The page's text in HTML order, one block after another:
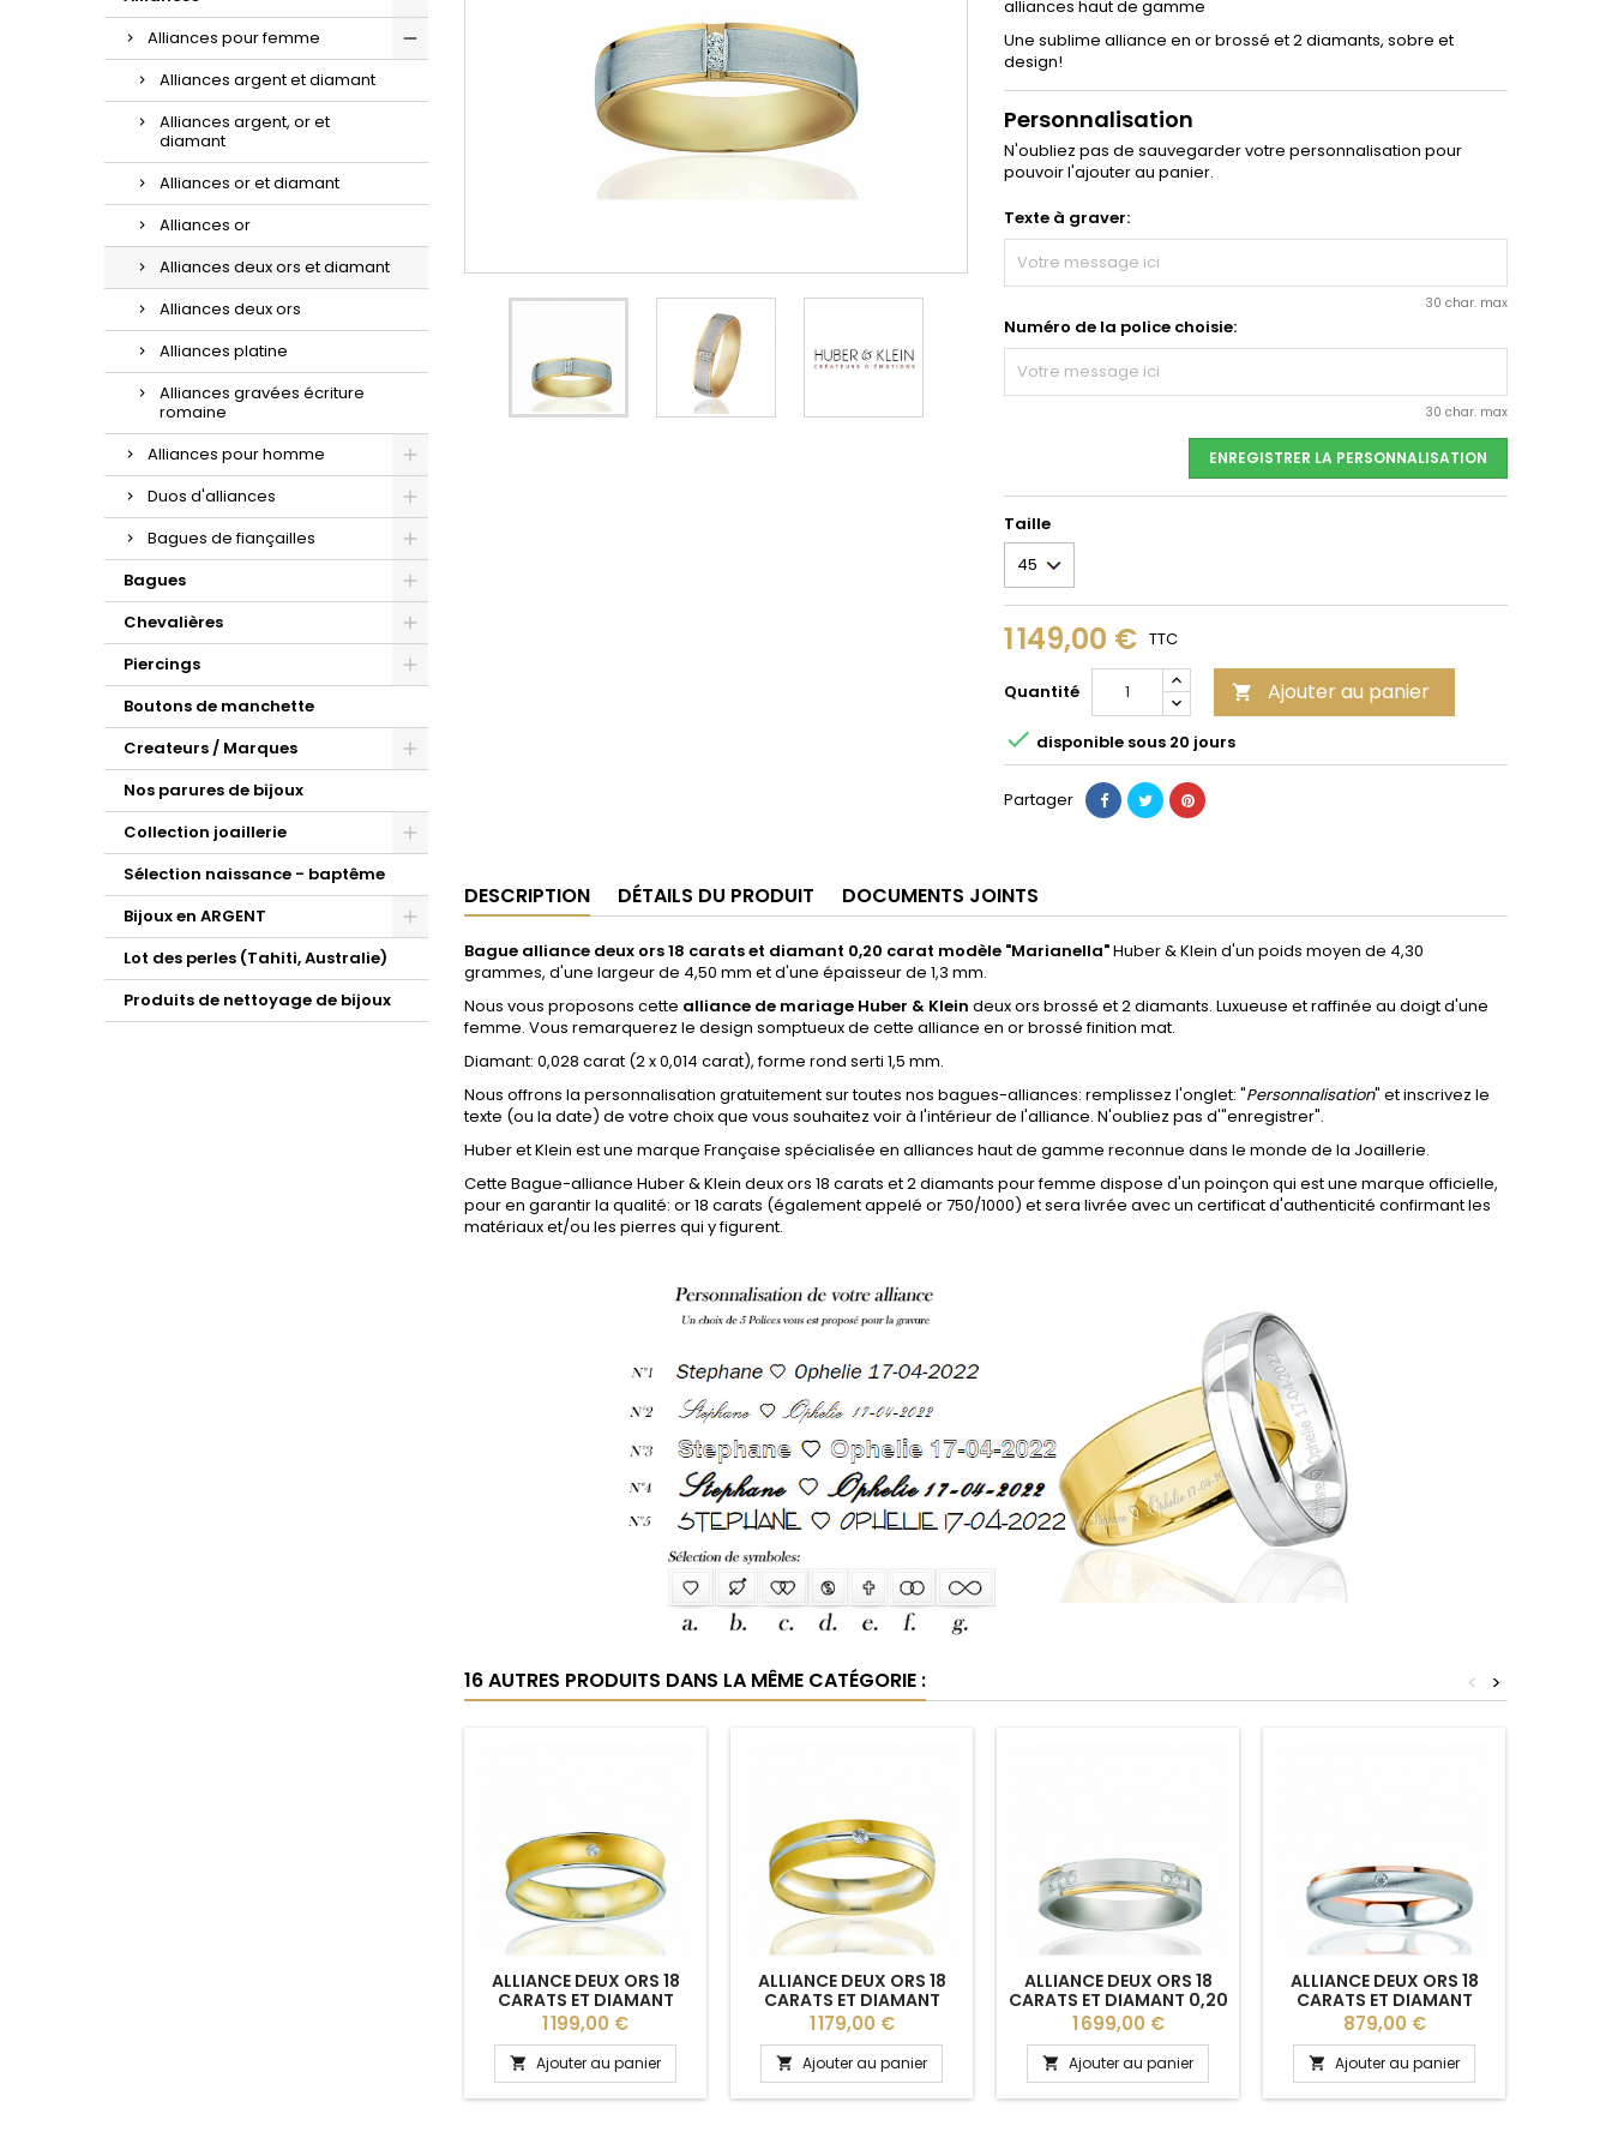
d'oreilles or et zirconium.
la sublime maille gourmette.
croix à porter au quotidien.
Alliances pour femme
Alliances argent et diamant
Alliances argent, or et
diamant
Alliances or et diamant
Alliances or
Alliances deux ors et diamant
Alliances deux ors
Alliances platine
Alliances gravées écriture
romaine
Alliances pour homme
Duos d'alliances
Bagues de fiançailles
Bagues
Chevalières
Piercings
Boutons de manchette
Createurs / Marques
Nos parures de bijoux
Collection joaillerie
Sélection naissance - baptême
Bijoux en ARGENT
Lot des perles (Tahiti, Australie)
Produits de nettoyage de bijoux
alliances haut de gamme
Une sublime alliance en or brossé et 2 diamants, sobre et
design!
Personnalisation
N'oubliez pas de sauvegarder votre personnalisation pour
pouvoir l'ajouter au panier.
Texte à graver:
30 char. max
Numéro de la police choisie:
30 char. max
ENREGISTRER LA PERSONNALISATION
Taille
1 149,00 € TTC
Quantité  Ajouter au panier
 disponible sous 20 jours
Partager
DESCRIPTION DÉTAILS DU PRODUIT DOCUMENTS JOINTS
Bague alliance deux ors 18 carats et diamant 0,20 carat modèle "Marianella"Huber & Klein d'un poids moyen de 4,30
grammes, d'une largeur de 4,50 mm et d'une épaisseur de 1,3 mm.
Nous vous proposons cette alliance de mariage Huber & Klein deux ors brossé et 2 diamants. Luxueuse et raffinée au doigt d'une
femme. Vous remarquerez le design somptueux de cette alliance en or brossé finition mat.
Diamant: 0,028 carat (2 x 0,014 carat), forme rond serti 1,5 mm.
Nous offrons la personnalisation gratuitement sur toutes nos bagues-alliances: remplissez l'onglet: "Personnalisation" et inscrivez le
texte (ou la date) de votre choix que vous souhaitez voir à l'intérieur de l'alliance. N'oubliez pas d'"enregistrer".
Huber et Klein est une marque Française spécialisée en alliances haut de gamme reconnue dans le monde de la Joaillerie.
Cette Bague-alliance Huber & Klein deux ors 18 carats et 2 diamants pour femme dispose d'un poinçon qui est une marque officielle,
pour en garantir la qualité: or 18 carats (également appelé or 750/1000) et sera livrée avec un certificat d'authenticité confirmant les
matériaux et/ou les pierres qui y figurent.
16 AUTRES PRODUITS DANS LA MÊME CATÉGORIE : >
<
ALLIANCE DEUX ORS 18
CARATS ET DIAMANT
0,020 CARAT BREUNING
"BIANCA" 5 MM
Prix
1 199,00 €
 Ajouter au panier
ALLIANCE DEUX ORS 18
CARATS ET DIAMANT
0,030 CARAT BREUNING
"CYRINNE" 5 MM
Prix
1 179,00 €
 Ajouter au panier
ALLIANCE DEUX ORS 18
CARATS ET DIAMANT 0,20
CARAT "MAGDA" HUBER &
KLEIN 4 MM
Prix
1 699,00 €
 Ajouter au panier
ALLIANCE DEUX ORS 18
CARATS ET DIAMANT
0,015 CARAT BREUNING
"CORNELIA" 3,5 MM
Prix
879,00 €
 Ajouter au panier